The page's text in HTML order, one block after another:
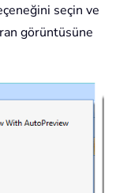
seçin ve
görüntüsüne